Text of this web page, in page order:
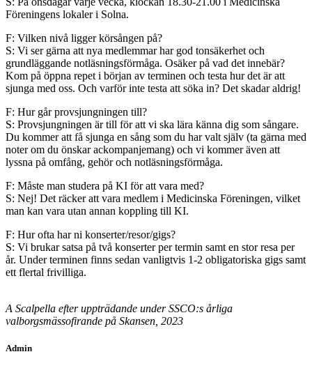
Föreningens lokaler i Solna.
F: Vilken nivå ligger körsången på?
S: Vi ser gärna att nya medlemmar har god tonsäkerhet och
grundläggande notläsningsförmåga. Osäker på vad det innebär?
Kom på öppna repet i början av terminen och testa hur det är att
sjunga med oss. Och varför inte testa att söka in? Det skadar aldrig!
F: Hur går provsjungningen till?
S: Provsjungningen är till för att vi ska lära känna dig som sångare.
Du kommer att få sjunga en sång som du har valt själv (ta gärna med
noter om du önskar ackompanjemang) och vi kommer även att
lyssna på omfång, gehör och notläsningsförmåga.
F: Måste man studera på KI för att vara med?
S: Nej! Det räcker att vara medlem i Medicinska Föreningen, vilket
man kan vara utan annan koppling till KI.
F: Hur ofta har ni konserter/resor/gigs?
S: Vi brukar satsa på två konserter per termin samt en stor resa per
år. Under terminen finns sedan vanligtvis 1-2 obligatoriska gigs samt
ett flertal frivilliga.
A Scalpella efter uppträdande under SSCO:s årliga
valborgsmässofirande på Skansen, 2023
Admin